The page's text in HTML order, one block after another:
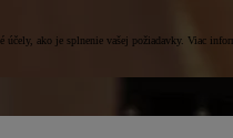
účely, ako je splnenie vašej požiadavky. Viac